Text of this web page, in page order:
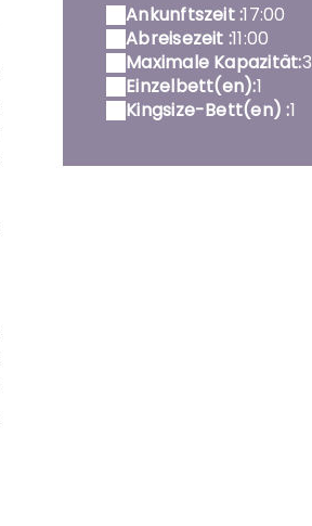
Ankunftszeit :17:00
Abreisezeit :11:00
Maximale Kapazität:3
Einzelbett(en):1
Kingsize-Bett(en) :1